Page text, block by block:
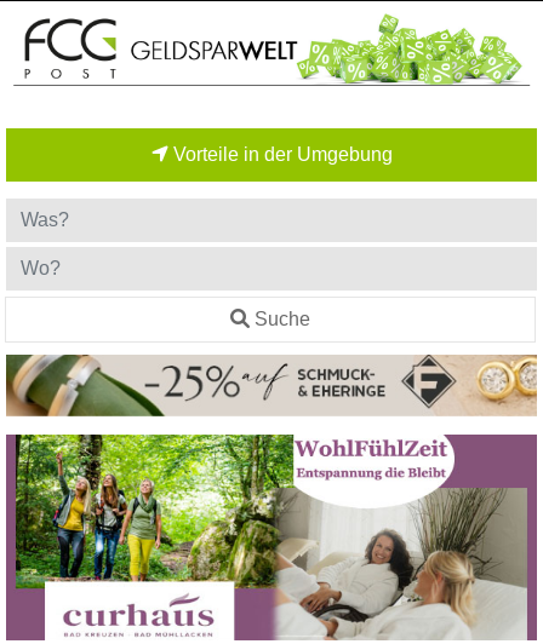
Vorteile in der Umgebung
Suche